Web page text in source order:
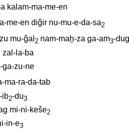
kalam-ma-me-en
me-en diĝir nu-mu-e-da-sa2
mu-ĝal 2 nam-maḫ-za ga-am3-dug
zal-la-ba
-ga-zu-ne
ma-ra-da-tab
ib2-du3
mi-ni-keše2
in-e3